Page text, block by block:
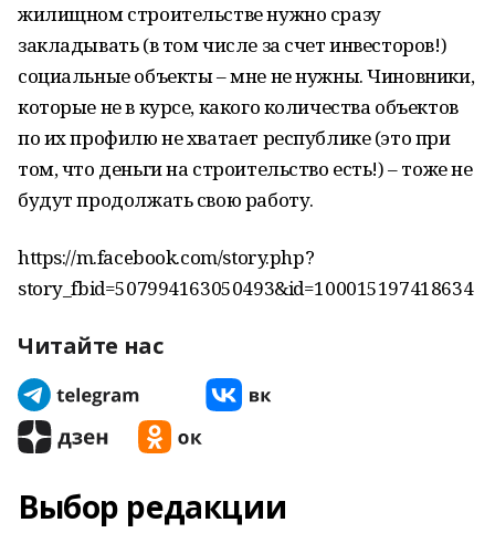
жилищном строительстве нужно сразу
закладывать (в том числе за счет инвесторов!)
социальные объекты – мне не нужны. Чиновники,
которые не в курсе, какого количества объектов
по их профилю не хватает республике (это при
том, что деньги на строительство есть!) – тоже не
будут продолжать свою работу.
https://m.facebook.com/story.php?
story_fbid=507994163050493&id=100015197418634
Читайте нас
Выбор редакции